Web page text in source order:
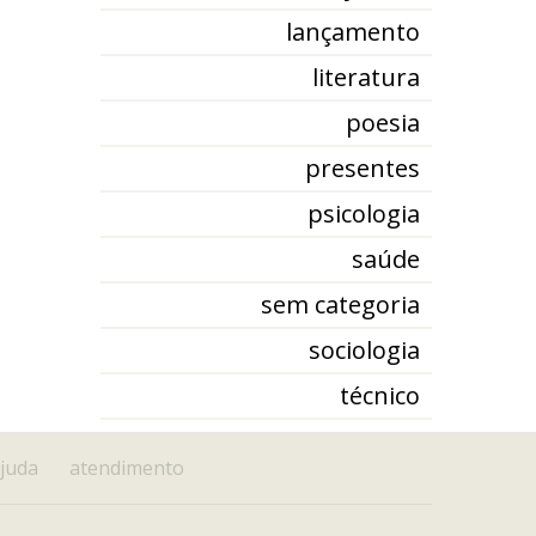
lançamento
literatura
poesia
presentes
psicologia
saúde
sem categoria
sociologia
técnico
atendimento